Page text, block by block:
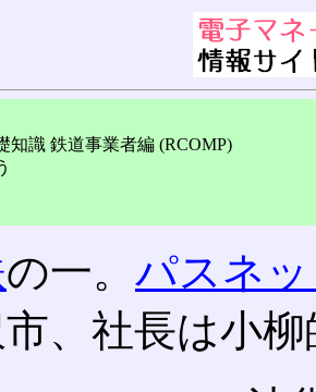
知識 鉄道事業者編 (RCOMP)
の一。 パスネ
、社長は小